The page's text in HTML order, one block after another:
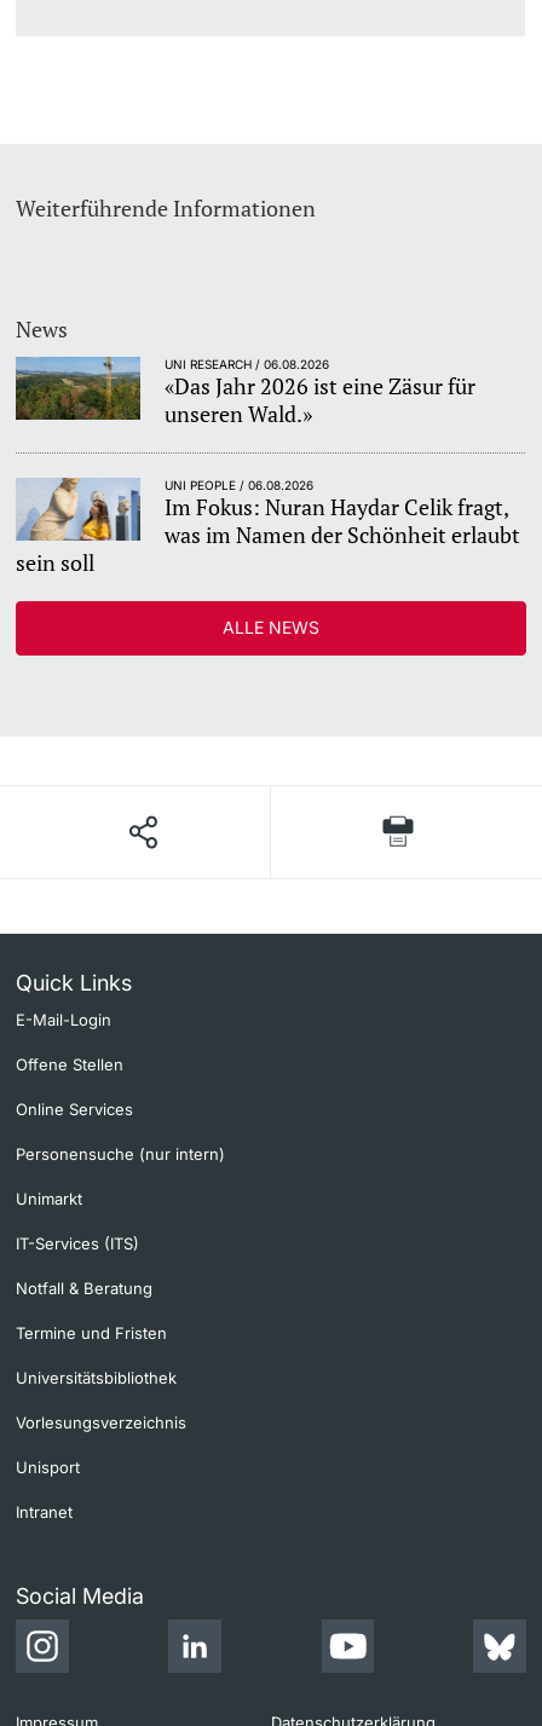
Weiterführende Informationen
News
UNI RESEARCH / 06.08.2026
«Das Jahr 2026 ist eine Zäsur für
unseren Wald.»
UNI PEOPLE / 06.08.2026
Im Fokus: Nuran Haydar Celik fragt,
was im Namen der Schönheit erlaubt
sein soll
ALLE NEWS
Quick Links
E-Mail-Login
Offene Stellen
Online Services
Personensuche (nur intern)
Unimarkt
IT-Services (ITS)
Notfall & Beratung
Termine und Fristen
Universitätsbibliothek
Vorlesungsverzeichnis
Unisport
Intranet
Social Media